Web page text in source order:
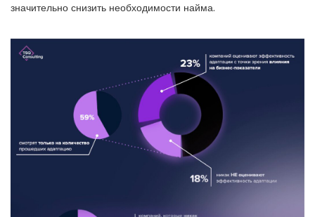
значительно снизить необходимости найма.